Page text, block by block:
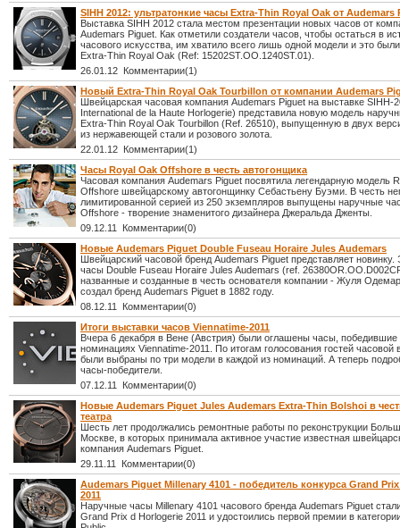
SIHH 2012: ультратонкие часы Extra-Thin Royal Oak от Audemars
Выставка SIHH 2012 стала местом презентации новых часов от
Audemars Piguet. Как отметили создатели часов, чтобы остаться в
часового искусства, им хватило всего лишь одной модели и это
Extra-Thin Royal Oak (Ref: 15202ST.OO.1240ST.01).
26.01.12 Комментарии(1)
Новый Extra-Thin Royal Oak Tourbillon от компании Audemars
Швейцарская часовая компания Audemars Piguet на выставке SIHH-
International de la Haute Horlogerie) представила новую модель
Extra-Thin Royal Oak Tourbillon (Ref. 26510), выпущенную в двух
из нержавеющей стали и розового золота.
22.01.12 Комментарии(1)
Часы Royal Oak Offshore в честь автогонщика
Часовая компания Audemars Piguet посвятила легендарную модель
Offshore швейцарскому автогонщинку Себастьену Буэми. В честь
лимитированной серией из 250 экземпляров выпущены наручные
Offshore - творение знаменитого дизайнера Джеральда Дженты.
09.12.11 Комментарии(0)
Новые Audemars Piguet Double Fuseau Horaire Jules Audemars
Швейцарский часовой бренд Audemars Piguet представляет новинку.
часы Double Fuseau Horaire Jules Audemars (ref.
названные и созданные в честь основателя компании - Жуля
создал бренд Audemars Piguet в 1882 году.
08.12.11 Комментарии(0)
Итоги выставки часов Viennatime-2011
Вчера 6 декабря в Вене (Австрия) были оглашены часы,
номинациях Viennatime-2011. По итогам голосования гостей часовой
были выбраны по три модели в каждой из номинаций. А теперь
часы-победители.
07.12.11 Комментарии(0)
Новые Audemars Piguet Jules Audemars Extra-Thin Bolshoi в
театра
Шесть лет продолжались ремонтные работы по реконструкции
Москве, в которых принимала активное участие известная
компания Audemars Piguet.
29.11.11 Комментарии(0)
Audemars Piguet Millenary 4101 - победитель конкурса Grand
2011
Наручные часы Millenary 4101 часового бренда Audemars Piguet
Grand Prix d Horlogerie 2011 и удостоились первой премии в